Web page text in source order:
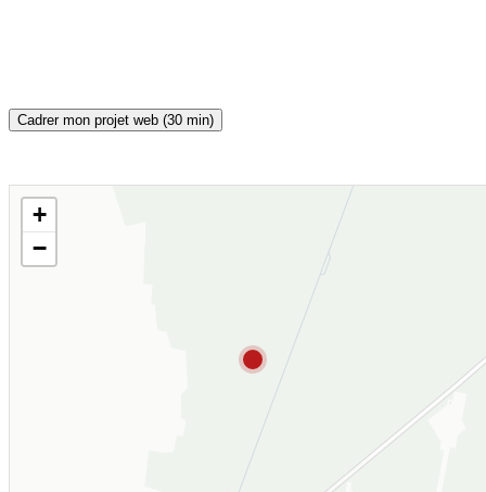
Cadrer mon projet web (30 min)
CARTE INTERACTIVE
+
−